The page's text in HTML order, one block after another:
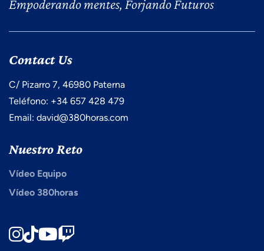
Empoderando mentes, Forjando Futuros
Contact Us
C/ Pizarro 7, 46980 Paterna
Teléfono: +34 657 428 479
Email: david@380horas.com
Nuestro Reto
Vídeo Equipo
Vídeo 380horas
Instagram
TikTokYoutube